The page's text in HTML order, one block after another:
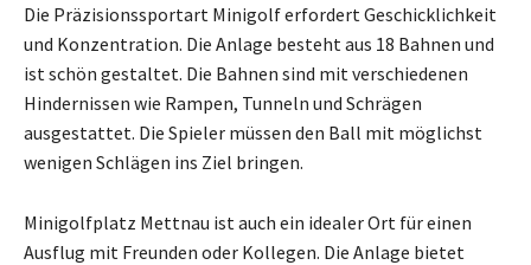
Die Präzisionssportart Minigolf erfordert Geschicklichkeit
und Konzentration. Die Anlage besteht aus 18 Bahnen und
ist schön gestaltet. Die Bahnen sind mit verschiedenen
Hindernissen wie Rampen, Tunneln und Schrägen
ausgestattet. Die Spieler müssen den Ball mit möglichst
wenigen Schlägen ins Ziel bringen.
Minigolfplatz Mettnau ist auch ein idealer Ort für einen
Ausflug mit Freunden oder Kollegen. Die Anlage bietet